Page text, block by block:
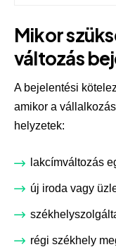
Mikor
változás
A bejelentési
amikor a
helyzetek:
lakcímváltozás
új iroda vagy
régi székhely